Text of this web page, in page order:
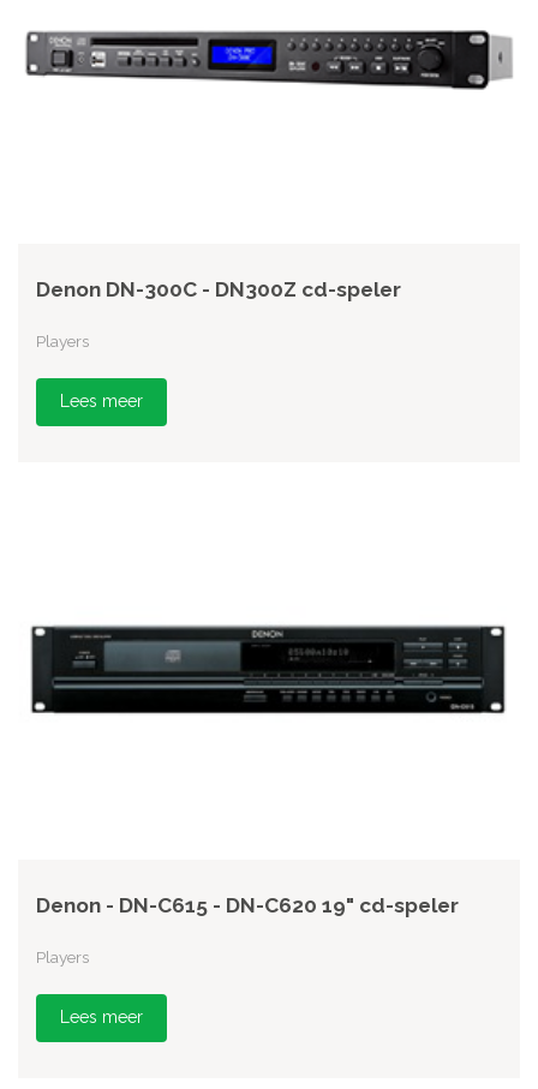
Denon DN-300C - DN300Z cd-speler
Players
Lees meer
Denon - DN-C615 - DN-C620 19" cd-speler
Players
Lees meer